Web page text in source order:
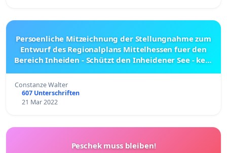
Persoenliche Mitzeichnung der Stellungnahme zum
Entwurf des Regionalplans Mittelhessen fuer den
Bereich Inheiden - Schützt den Inheidener See - kein
Constanze Walter
607 Unterschriften
21 Mar 2022
Peschek muss bleiben!